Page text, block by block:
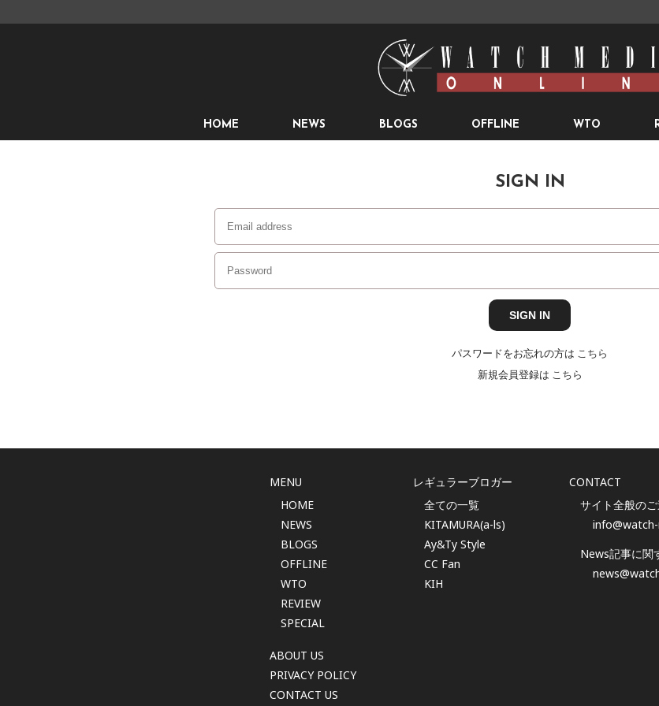
HOME NEWS BLOGS OFFLINE WTO
SIGN IN
パスワードをお忘れの方は こちら
新規会員登録は こちら
MENU
HOME
NEWS
BLOGS
OFFLINE
WTO
REVIEW
SPECIAL
ABOUT US
PRIVACY POLICY
CONTACT US
レギュラーブロガー
全ての一覧
KITAMURA(a-ls)
Ay&Ty Style
CC Fan
KIH
CONTACT
サイト全般の
News記事に関